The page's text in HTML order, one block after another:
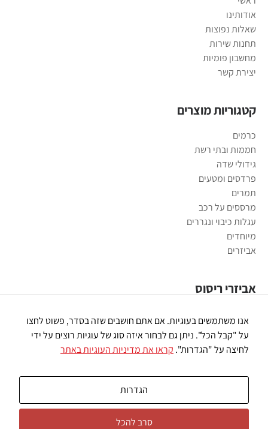
אודותינו
שאלות נפוצות
תחנות שירות
מחשבון פומיות
יצירת קשר
קטגוריות מוצרים
כרמים
חממות ובתי רשת
גידולי שדה
פרדסים ומטעים
תמרים
מרססים על רכב
עגלות כיבוי ונגררים
מיוחדים
אביזרים
אביזרי ריסוס
פומיות ריסוס
רובי ריסוס
חיבורי פלסטיק
אנו משתמשים בעוגיות. אם אתם חושבים שזה בסדר, פשוט לחצו
על "קבל הכל". ניתן גם לבחור איזה סוג של עוגיות רוצים על ידי
לחיצה על "הגדרות". קראו את מדיניות העוגיות באתר
הגדרות
סרב להכל